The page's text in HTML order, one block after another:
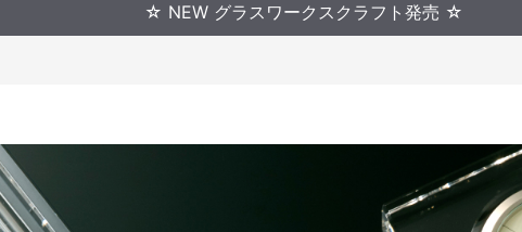
☆ NEW グラスワークスクラフト発売 ☆